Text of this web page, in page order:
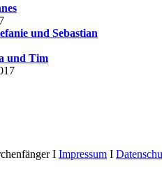
und Sebastian
und Tim
I Impressum I